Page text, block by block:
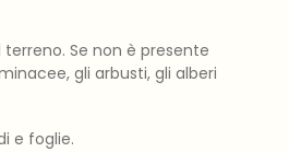
Se non è presente
gli arbusti, gli alberi
e foglie.